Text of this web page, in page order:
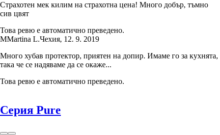
Страхотен мек килим на страхотна цена! Много добър, тъмно
сив цвят
Това ревю е автоматично преведено.
MMartina L.Чехия, 12. 9. 2019
Много хубав протектор, приятен на допир. Имаме го за кухнята,
така че се надяваме да се окаже...
Това ревю е автоматично преведено.
Серия Pure